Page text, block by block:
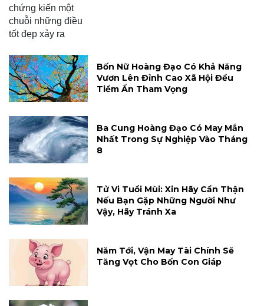
Bốn Nữ Hoàng Đạo Có Khả Năng
Vươn Lên Đỉnh Cao Xã Hội Đều
Tiềm Ẩn Tham Vọng
Ba Cung Hoàng Đạo Có May Mắn
Nhất Trong Sự Nghiệp Vào Tháng
8
Tử Vi Tuổi Mùi: Xin Hãy Cẩn Thận
Nếu Bạn Gặp Những Người Như
Vậy, Hãy Tránh Xa
Năm Tới, Vận May Tài Chính Sẽ
Tăng Vọt Cho Bốn Con Giáp